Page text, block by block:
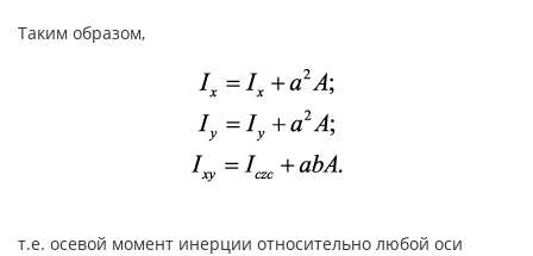
Таким образом,
т.е. осевой момент инерции относительно любой оси